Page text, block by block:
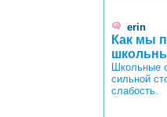
erin
Как мы
Школьные
сильной
слабость.